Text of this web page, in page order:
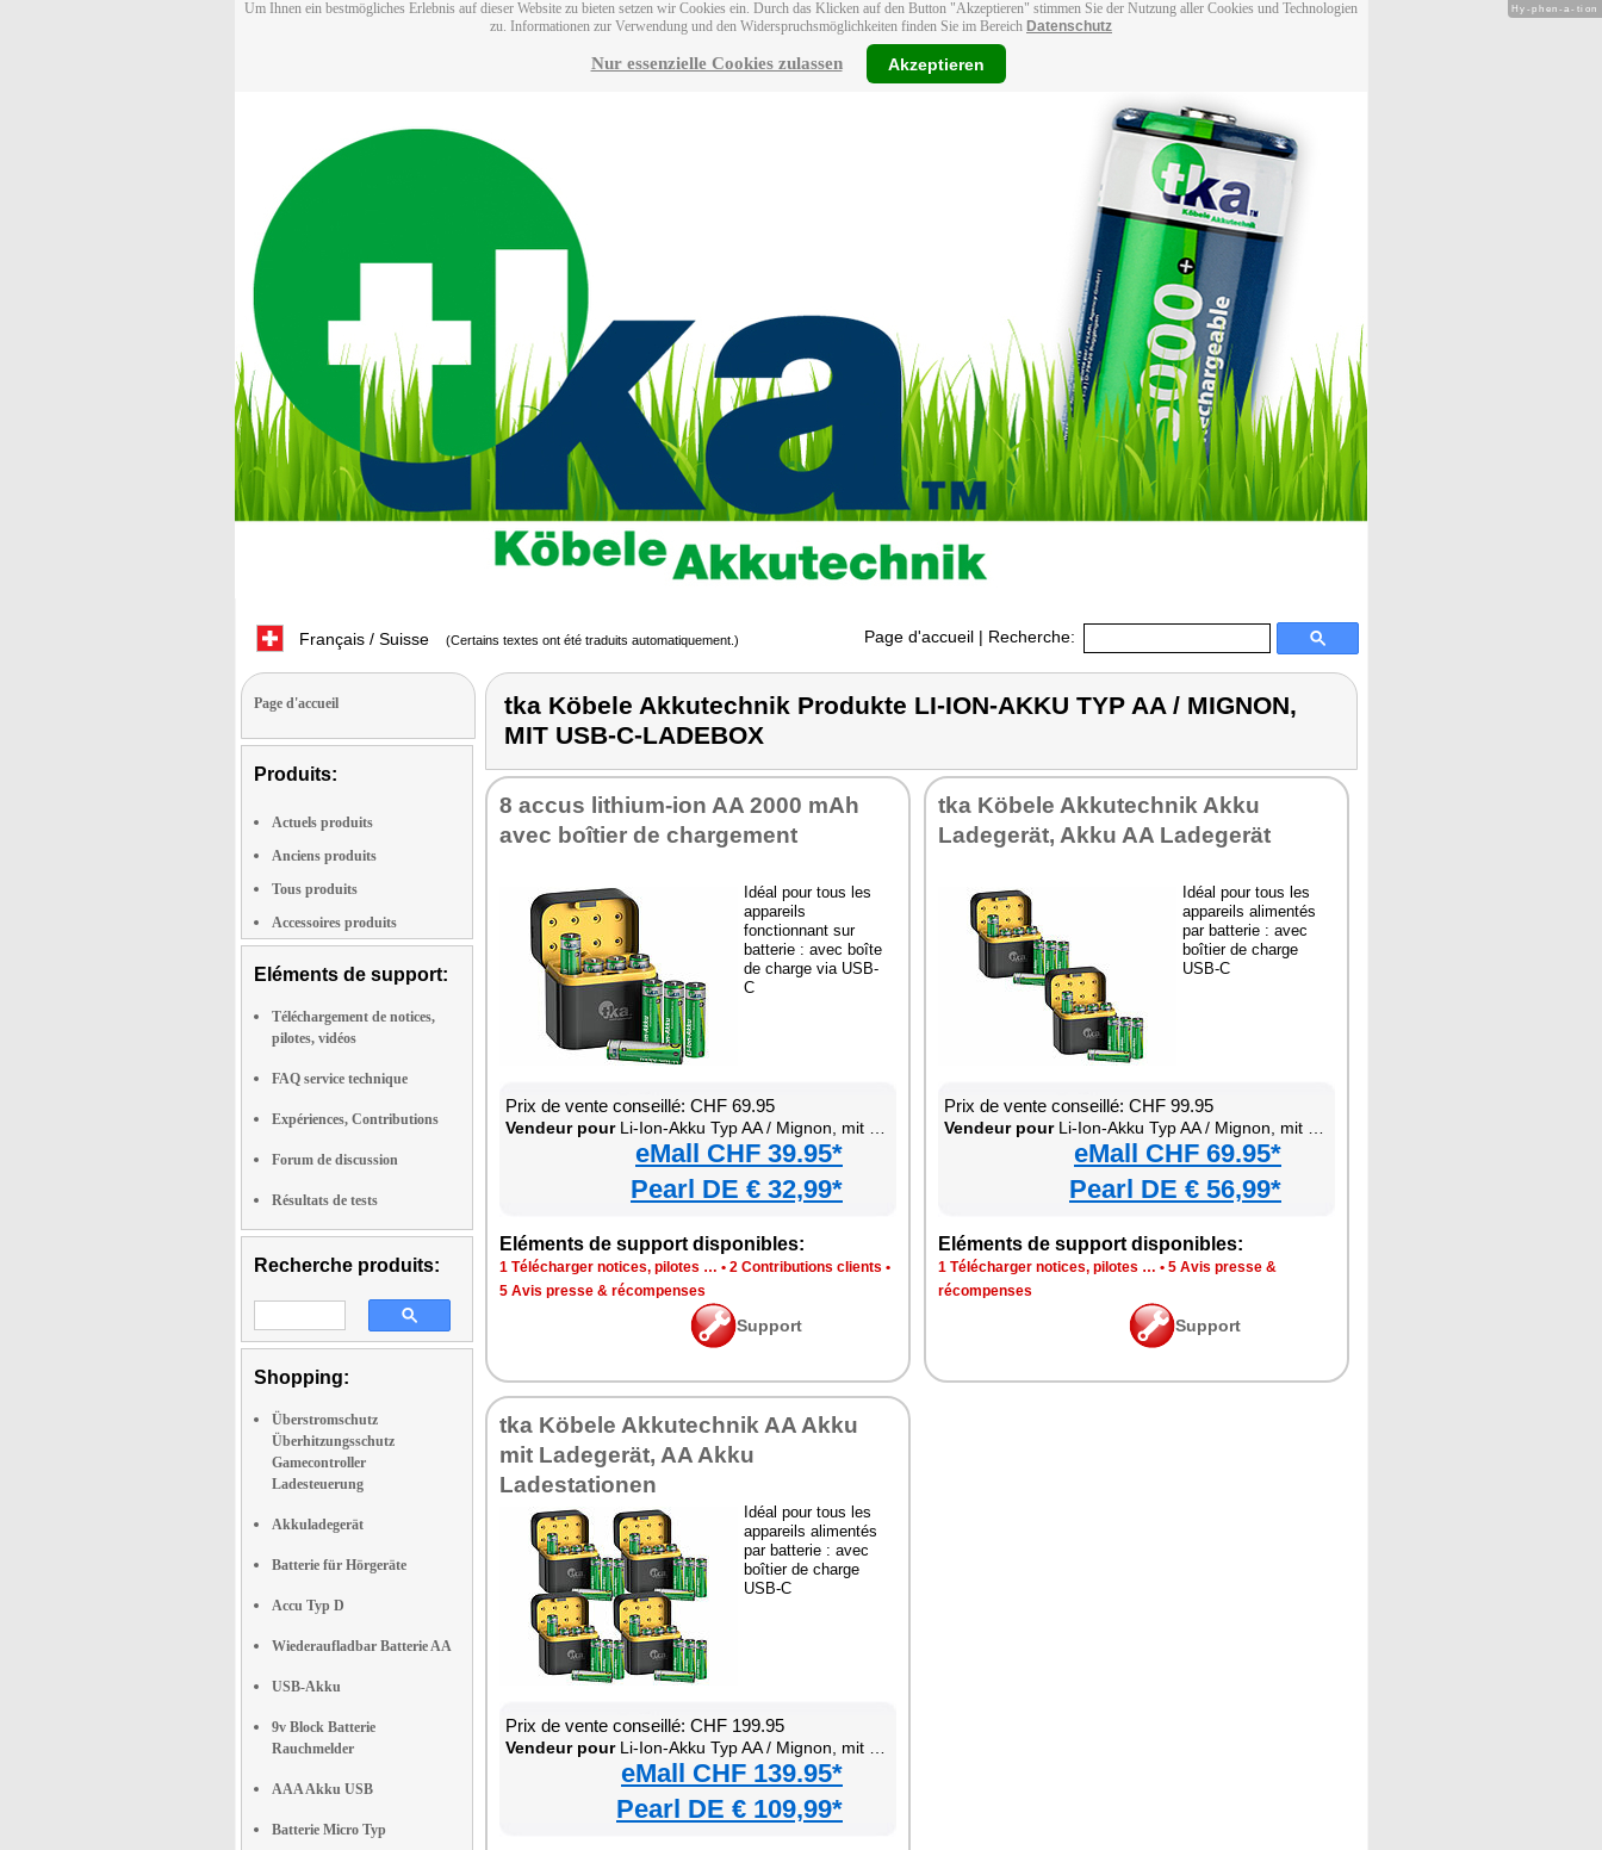
Um Ihnen ein bestmögliches Erlebnis auf dieser Website zu bieten setzen wir Cookies ein. Durch das Klicken auf den Button "Akzeptieren" stimmen Sie der Nutzung aller Cookies und Technologien
zu. Informationen zur Verwendung und den Widerspruchsmöglichkeiten finden Sie im Bereich Datenschutz
Nur essenzielle Cookies zulassen Akzeptieren
Français / Suisse (Certains textes ont été traduits automatiquement.) Page d'accueil | Recherche:
Page d'accueil
Produits:
Actuels produits
Anciens produits
Tous produits
Accessoires produits
Eléments de support:
Téléchargement de notices,
pilotes, vidéos
FAQ service technique
Expériences, Contributions
Forum de discussion
Résultats de tests
Recherche produits:
Shopping:
Überstromschutz
Überhitzungsschutz
Gamecontroller
Ladesteuerung
Akkuladegerät
Batterie für Hörgeräte
Accu Typ D
Wiederaufladbar Batterie AA
USB-Akku
9v Block Batterie
Rauchmelder
AAA Akku USB
Batterie Micro Typ
tka Köbele Akkutechnik Produkte LI-ION-AKKU TYP AA / MIGNON,
MIT USB-C-LADEBOX
8 accus lithium-ion AA 2000 mAh
avec boîtier de chargement
Idéal pour tous les
appareils
fonctionnant sur
batterie : avec boîte
de charge via USB-
C
Prix de vente conseillé: CHF 69.95
Vendeur pourLi-Ion-Akku Typ AA / Mignon, mit USB-C-Ladebox
eMall CHF 39.95*
Pearl DE € 32,99*
Eléments de support disponibles:
1 Télécharger notices, pilotes … • 2 Contributions clients •
5 Avis presse & récompenses
Support
tka Köbele Akkutechnik Akku
Ladegerät, Akku AA Ladegerät
Idéal pour tous les
appareils alimentés
par batterie : avec
boîtier de charge
USB-C
Prix de vente conseillé: CHF 99.95
Vendeur pourLi-Ion-Akku Typ AA / Mignon, mit USB-C-Ladebox
eMall CHF 69.95*
Pearl DE € 56,99*
Eléments de support disponibles:
1 Télécharger notices, pilotes … • 5 Avis presse &
récompenses
Support
tka Köbele Akkutechnik AA Akku
mit Ladegerät, AA Akku
Ladestationen
Idéal pour tous les
appareils alimentés
par batterie : avec
boîtier de charge
USB-C
Prix de vente conseillé: CHF 199.95
Vendeur pourLi-Ion-Akku Typ AA / Mignon, mit USB-C-Ladebox
eMall CHF 139.95*
Pearl DE € 109,99*
Hy-phen-a-tion